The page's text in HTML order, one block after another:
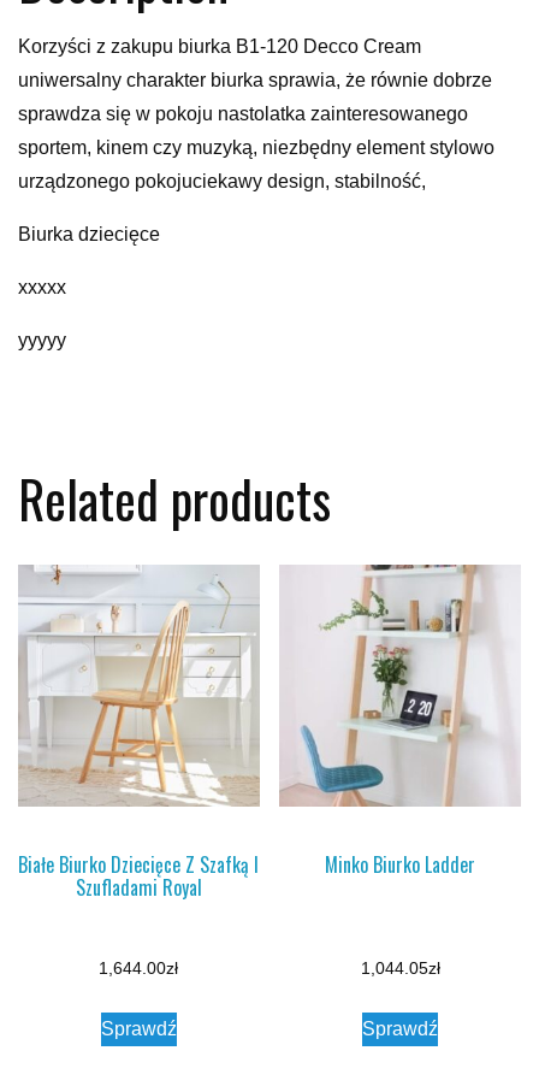
Korzyści z zakupu biurka B1-120 Decco Cream
uniwersalny charakter biurka sprawia, że równie dobrze
sprawdza się w pokoju nastolatka zainteresowanego
sportem, kinem czy muzyką, niezbędny element stylowo
urządzonego pokojuciekawy design, stabilność,
Biurka dziecięce
xxxxx
yyyyy
Related products
Białe Biurko Dziecięce Z Szafką I
Szufladami Royal
1,644.00zł
Sprawdź
Minko Biurko Ladder
1,044.05zł
Sprawdź